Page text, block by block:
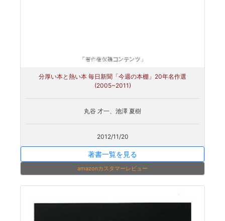
分厚い本と熱い本 毎日新聞「今週の本棚」20年名作選
(2005~2011)
丸谷 才一、池澤 夏樹
2012/11/20
著書一覧を見る
amazonカスタマーレビュー